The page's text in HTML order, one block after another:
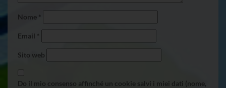
Nome *
Email *
Sito web
Do il mio consenso affinché un cookie salvi i miei dati (nome,